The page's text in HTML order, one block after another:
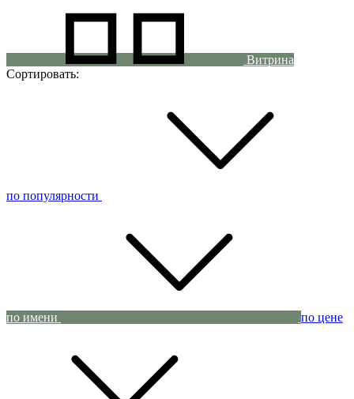
Витрина
Сортировать:
по популярности
по имени по цене